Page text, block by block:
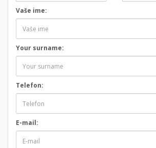
Vaše ime:
Your surname:
Telefon:
E-mail: